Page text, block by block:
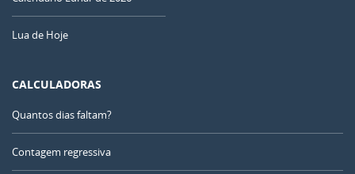
Lua de Hoje
CALCULADORAS
Quantos dias faltam?
Contagem regressiva